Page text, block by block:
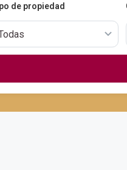
de propiedad